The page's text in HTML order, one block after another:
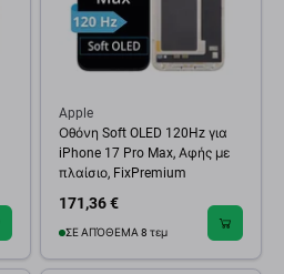
Apple
Οθόνη Soft OLED 120Hz για
iPhone 17 Pro Max, Αφής με
πλαίσιο, FixPremium
171,36 €
ΣΕ ΑΠΌΘΕΜΑ 8 τεμ